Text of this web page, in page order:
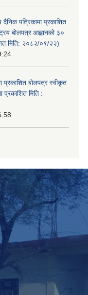
दैनिक पत्रिकामा प्रकाशित
बोलपत्र आह्वानको ३०
मिति: २०८२/०९/२२)
प्रकाशित बोलपत्र स्वीकृत
मिति :